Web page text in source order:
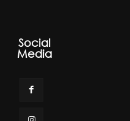
Social
Media